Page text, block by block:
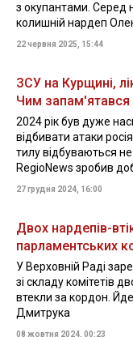
з окупантами. Серед
колишній нардеп
22 червня 2025, 15:44
ЗСУ на Курщині,
Чим запам'ятався
2024 рік був дуже
відбивати атаки
тилу відбуваються
RegioNews зробив
27 грудня 2024, 16:00
Двох нардепів-
парламентських
У Верховній Раді
зі складу комітетів
втекли за кордон.
Дмитрука
08 жовтня 2024, 00:23